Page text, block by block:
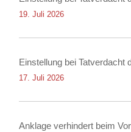
19. Juli 2026
Einstellung bei Tatverdacht
17. Juli 2026
Anklage verhindert beim